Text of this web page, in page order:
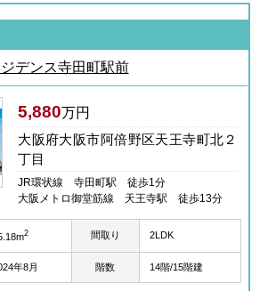
デンス寺田町駅前
5,880万円
大阪府大阪市阿倍野区天王寺町北２
丁目
JR環状線 寺田町駅 徒歩1分
大阪メトロ御堂筋線 天王寺駅 徒歩13分
2 間取り 2LDK
年8月 階数 14階/15階建